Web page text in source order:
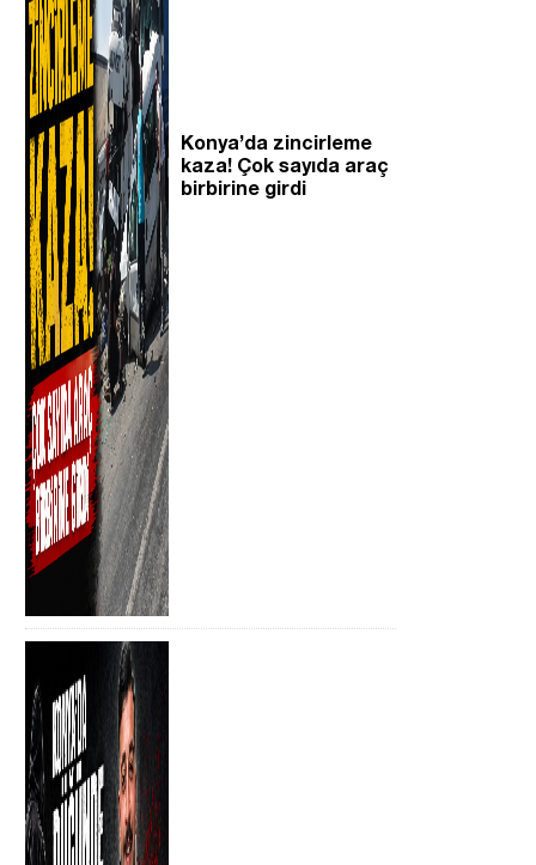
Konya’da zincirleme
kaza! Çok sayıda araç
birbirine girdi